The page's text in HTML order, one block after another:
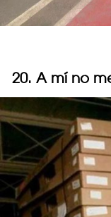
20. A mí no